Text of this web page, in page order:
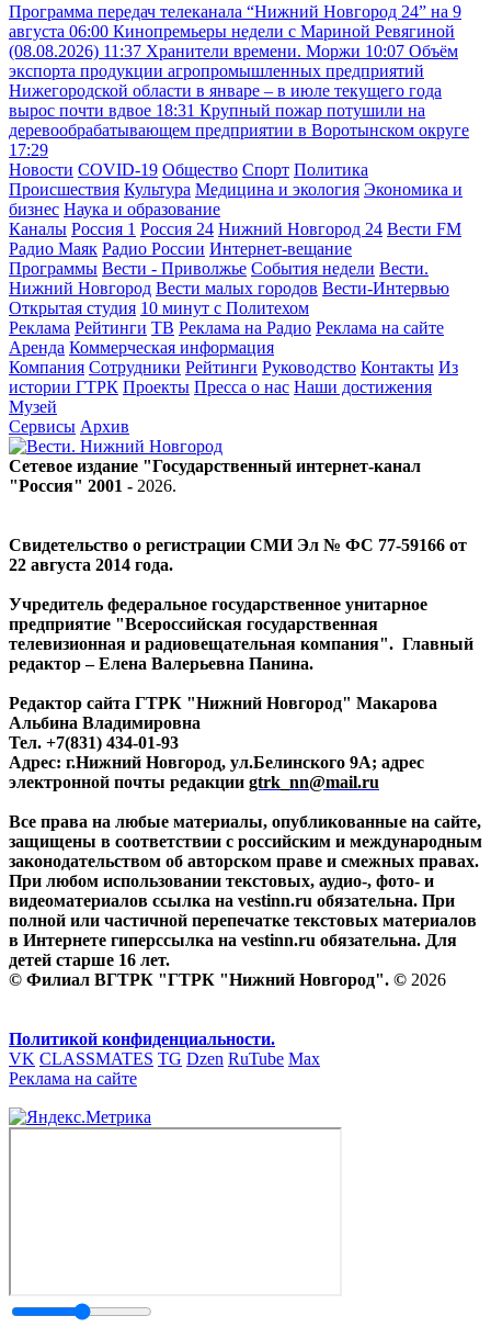
Программа передач телеканала “Нижний Новгород 24” на 9
августа 06:00 Кинопремьеры недели с Мариной Ревягиной
(08.08.2026) 11:37 Хранители времени. Моржи 10:07 Объём
экспорта продукции агропромышленных предприятий
Нижегородской области в январе – в июле текущего года
вырос почти вдвое 18:31 Крупный пожар потушили на
деревообрабатывающем предприятии в Воротынском округе
17:29
Новости COVID-19 Общество Спорт Политика
Происшествия Культура Медицина и экология Экономика и
бизнес Наука и образование
Каналы Россия 1 Россия 24 Нижний Новгород 24 Вести FM
Радио Маяк Радио России Интернет-вещание
Программы Вести - Приволжье События недели Вести.
Нижний Новгород Вести малых городов Вести-Интервью
Открытая студия 10 минут с Политехом
Реклама Рейтинги ТВ Реклама на Радио Реклама на сайте
Аренда Коммерческая информация
Компания Сотрудники Рейтинги Руководство Контакты Из
истории ГТРК Проекты Пресса о нас Наши достижения
Музей
Сервисы Архив
Сетевое издание "Государственный интернет-канал
"Россия" 2001 - 2026.
Свидетельство о регистрации СМИ Эл № ФС 77-59166 от
22 августа 2014 года.
Учредитель федеральное государственное унитарное
предприятие "Всероссийская государственная
телевизионная и радиовещательная компания". Главный
редактор – Елена Валерьевна Панина.
Редактор сайта ГТРК "Нижний Новгород" Макарова
Альбина Владимировна
Тел. +7(831) 434-01-93
Адрес: г.Нижний Новгород, ул.Белинского 9А; адрес
электронной почты редакции gtrk_nn@mail.ru
Все права на любые материалы, опубликованные на сайте,
защищены в соответствии с российским и международным
законодательством об авторском праве и смежных правах.
При любом использовании текстовых, аудио-, фото- и
видеоматериалов ссылка на vestinn.ru обязательна. При
полной или частичной перепечатке текстовых материалов
в Интернете гиперссылка на vestinn.ru обязательна. Для
детей старше 16 лет.
© Филиал ВГТРК "ГТРК "Нижний Новгород". © 2026
Политикой конфиденциальности.
VK CLASSMATES TG Dzen RuTube Max
Реклама на сайте